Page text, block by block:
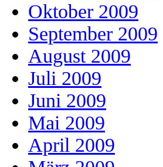
Oktober 2009
September 2009
August 2009
Juli 2009
Juni 2009
Mai 2009
April 2009